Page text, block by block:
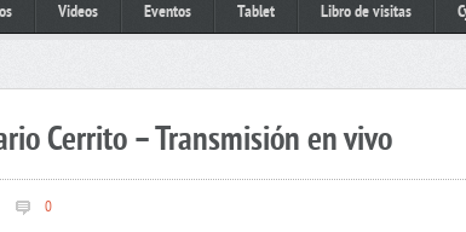
Videos Eventos Tablet Libro de visitas
Cerrito – Transmisión en vivo
0